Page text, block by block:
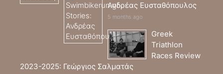
Ανδρέας Ευσταθόπουλος
5 months ago
Greek
Triathlon
Races Review
2023-2025: Γεώργιος Σαλματάς